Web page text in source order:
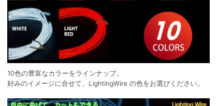
10色の豊富なカラーをラインナップ。
好みのイメージに合せて、LightingWire の色をお選びください。